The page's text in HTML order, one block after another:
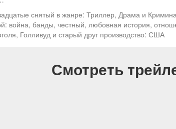
снятый в жанре: Триллер, Драма и
война, банды, честный, любовная история,
Голливуд и старый друг производство: США
Смотреть